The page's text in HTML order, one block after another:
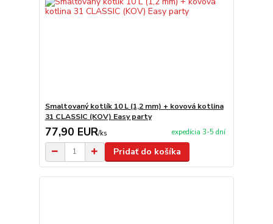
Smaltovaný kotlík 10 L (1,2 mm) + kovová kotlina
31 CLASSIC (KOV) Easy party
77,90 EUR/ks expedícia 3-5 dní
Pridať do košíka